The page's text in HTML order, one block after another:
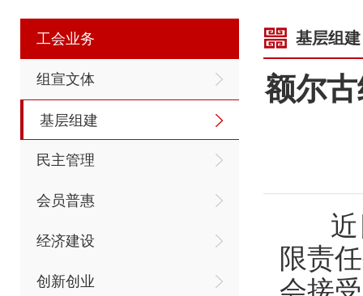
工会业务
组宣文体
基层组建
民主管理
会员普惠
经济建设
创新创业
基层组建
额尔
近日
限责